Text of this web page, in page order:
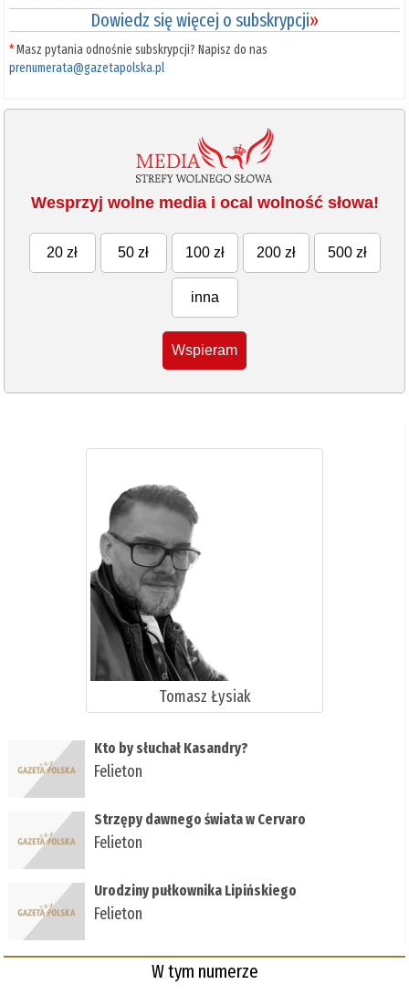
Dowiedz się więcej o subskrypcji»
*Masz pytania odnośnie subskrypcji? Napisz do nas
prenumerata@gazetapolska.pl
Wesprzyj wolne media i ocal wolność słowa!
20 zł 50 zł 100 zł 200 zł 500 zł
inna
Wspieram
Tomasz Łysiak
Kto by słuchał Kasandry?
Felieton
Strzępy dawnego świata w Cervaro
Felieton
Urodziny pułkownika Lipińskiego
Felieton
W tym numerze